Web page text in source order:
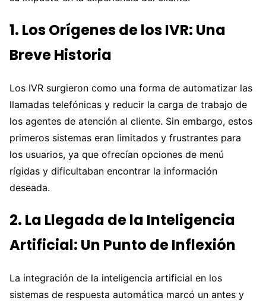
1. Los Orígenes de los IVR: Una
Breve Historia
Los IVR surgieron como una forma de automatizar las
llamadas telefónicas y reducir la carga de trabajo de
los agentes de atención al cliente. Sin embargo, estos
primeros sistemas eran limitados y frustrantes para
los usuarios, ya que ofrecían opciones de menú
rígidas y dificultaban encontrar la información
deseada.
2. La Llegada de la Inteligencia
Artificial: Un Punto de Inflexión
La integración de la inteligencia artificial en los
sistemas de respuesta automática marcó un antes y